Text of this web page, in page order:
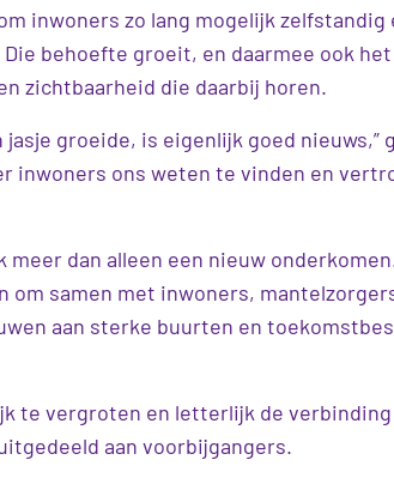
inwoners zo lang mogelijk zelfstandig
behoefte groeit, en daarmee ook
zichtbaarheid die daarbij horen.
groeide, is eigenlijk goed nieuws,”
inwoners ons weten te vinden en
meer dan alleen een nieuw
om samen met inwoners,
aan sterke buurten en
te vergroten en letterlijk de
aan voorbijgangers.